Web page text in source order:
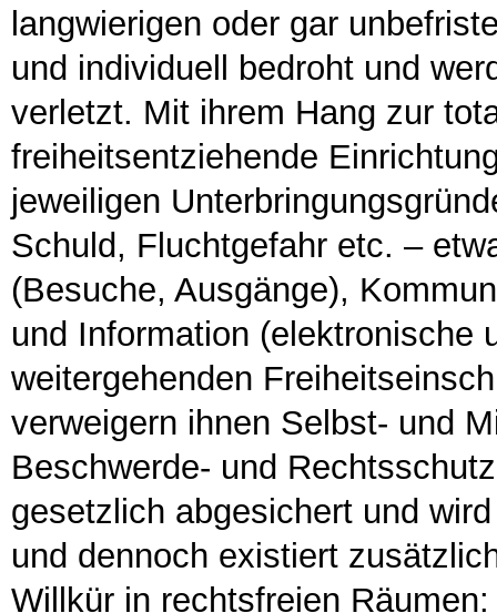
langwierigen oder gar
und individuell bedroht und
verletzt. Mit ihrem Hang zur
freiheitsentziehende
jeweiligen
Schuld, Fluchtgefahr etc. –
(Besuche, Ausgänge),
und Information (elektronische
weitergehenden
verweigern ihnen Selbst- und
Beschwerde- und
gesetzlich abgesichert und
und dennoch existiert
Willkür in rechtsfreien